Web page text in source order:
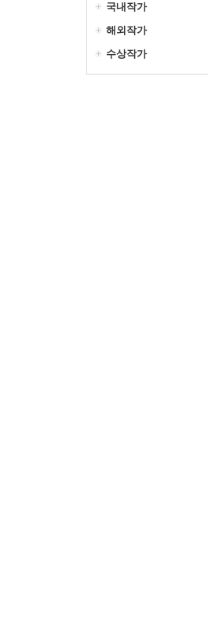
국내작가
해외작가
수상작가